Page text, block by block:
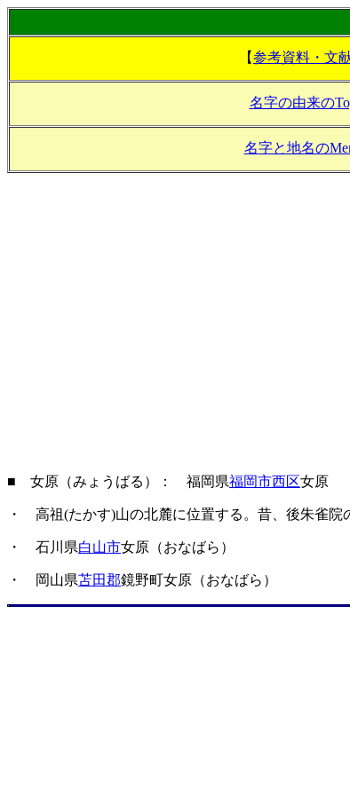
【参考資料・文
名字の由来の
名字と地名の
■ 女原（みょうばる）： 福岡県福岡市西区女原
・ 高祖(たかす)山の北麓に位置する。昔、後朱雀
・ 石川県白山市女原（おなばら）
・ 岡山県苫田郡鏡野町女原（おなばら）